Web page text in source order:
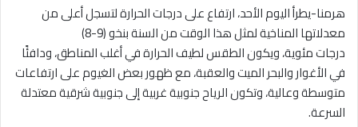
هرمنا-يطرأ اليوم الأحد، ارتفاع على درجات الحرارة لتسجل أعلى من
معدلاتها المناخية لمثل هذا الوقت من السنة بنخو (9-8)
درجات مئوية، ويكون الطقس لطيف الحرارة في أغلب المناطق، ودافئًا
في الأغوار والبحر الميت والعقبة، مع ظهور بعض الغيوم على ارتفاعات
متوسطة وعالية، وتكون الرياح جنوبية غربية إلى جنوبية شرقية معتدلة
السرعة.